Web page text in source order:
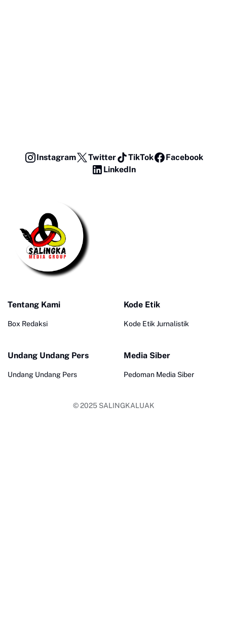
Instagram Twitter TikTok
Facebook
LinkedIn
Tentang Kami
Box Redaksi
Kode Etik
Kode Etik Jurnalistik
Undang Undang Pers
Undang Undang Pers
Media Siber
Pedoman Media Siber
© 2025 SALINGKALUAK